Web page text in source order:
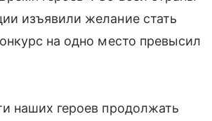
изъявили желание стать
на одно место превысил
наших героев продолжать